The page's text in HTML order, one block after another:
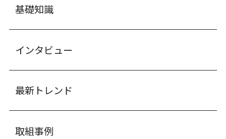
基礎知識
インタビュー
最新トレンド
取組事例